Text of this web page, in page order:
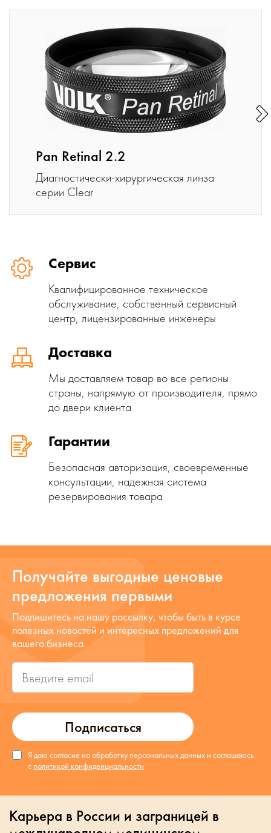
Pan Retinal 2.2
Диагностически-хирургическая линза
серии Clear
Сервис
Квалифицированное техническое
обслуживание, собственный сервисный
центр, лицензированные инженеры
Доставка
Мы доставляем товар во все регионы
страны, напрямую от производителя, прямо
до двери клиента
Гарантии
Безопасная авторизация, своевременные
консультации, надежная система
резервирования товара
Получайте выгодные ценовые
предложения первыми
Подписаться
Подпишитесь на нашу рассылку, чтобы быть в курсе
полезных новостей и интересных предложений для
вашего бизнеса.
Я даю согласие на обработку персональных данных и соглашаюсь
с политикой конфиденциальности
Карьера в России и заграницей в